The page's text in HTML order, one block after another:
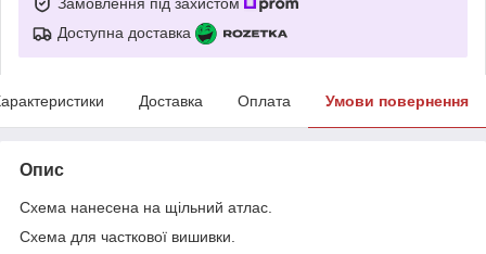
Доступна доставка
Доставка Оплата Умови повернення
Опис
Схема нанесена на щільний атлас.
Схема для часткової вишивки.